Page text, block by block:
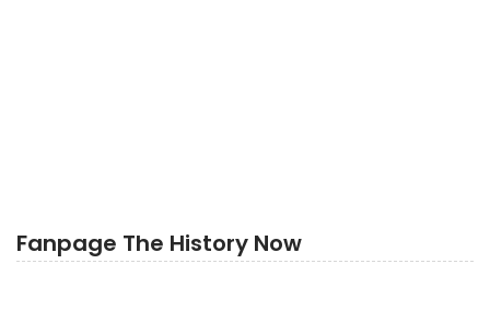
Fanpage The History Now